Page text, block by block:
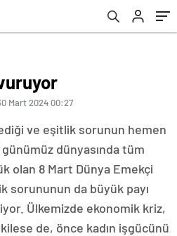
Mart 2024 00:27
ve eşitlik sorunun hemen
dünyasında tüm
olan 8 Mart Dünya Emekçi
sorununun da büyük payı
Ülkemizde ekonomik kriz,
de, önce kadın işgücünü